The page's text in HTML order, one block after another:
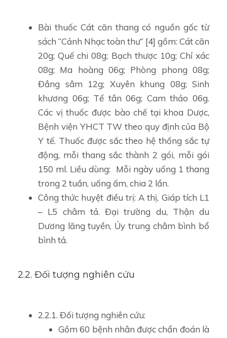
Bài thuốc Cát căn thang có nguồn gốc từ
sách “Cảnh Nhạc toàn thư” [4] gồm: Cát căn
20g; Quế chi 08g; Bạch thược 10g; Chỉ xác
08g; Ma hoàng 06g; Phòng phong 08g;
Đẳng sâm 12g; Xuyên khung 08g; Sinh
khương 06g; Tế tân 06g; Cam thảo 06g.
Các vị thuốc được bào chế tại khoa Dược,
Bệnh viện YHCT TW theo quy định của Bộ
Y tế. Thuốc được sắc theo hệ thống sắc tự
động, mỗi thang sắc thành 2 gói, mỗi gói
150 ml. Liều dùng: Mỗi ngày uống 1 thang
trong 2 tuần, uống ấm, chia 2 lần.
Công thức huyệt điều trị: A thị, Giáp tích L1
– L5 châm tả. Đại trường du, Thận du
Dương lăng tuyền, Ủy trung châm bình bổ
bình tả.
2.2. Đối tượng nghiên cứu
2.2.1. Đối tượng nghiên cứu:
Gồm 60 bệnh nhân được chẩn đoán là